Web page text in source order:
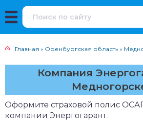
Главная » Оренбургская область »
Компания
Оформите страховой полис
компании Энергогарант.